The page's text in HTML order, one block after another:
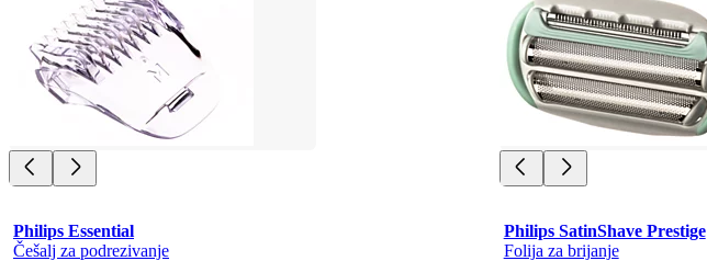
Philips Essential
Češalj za podrezivanje
Philips SatinShave Prestige
Folija za brijanje